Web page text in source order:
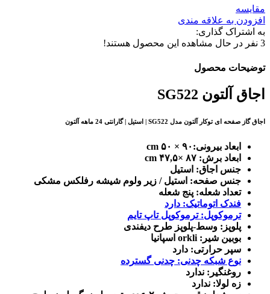
مقایسه
افزودن به علاقه مندی
به اشتراک گذاری:
3 نفر در حال مشاهده این محصول هستند!
توضیحات محصول
اجاق آلتون SG522
اجاق گاز صفحه ای توکار آلتون مدل SG522 | استیل | گارانتی 24 ماهه آلتون
ابعاد بیرونی:۹۰ × ۵۰ cm
ابعاد برش: ۸۷ ×۴۷,۵ cm
جنس اجاق: استیل
جنس صفحه: استیل / زیر ولوم شیشه رفلکس مشکی
تعداد شعله: پنج شعله
فندک اتوماتیک: دارد
ترموکوپل: ترموکوپل تاپ تایم
پلوپز: وسط-پلوپز طرح دیفندی
بوبین شیر: orkli اسپانیا
سپر حرارتی: دارد
نوع شبکه چدنی: چدنی گسترده
روغنگیر: ندارد
زه لولا: ندارد